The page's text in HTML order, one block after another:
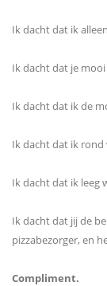
Ik dacht dat ik
Ik dacht dat je
Ik dacht dat ik de
Ik dacht dat ik rond
Ik dacht dat ik leeg
Ik dacht dat jij de
pizzabezorger, en
Compliment.